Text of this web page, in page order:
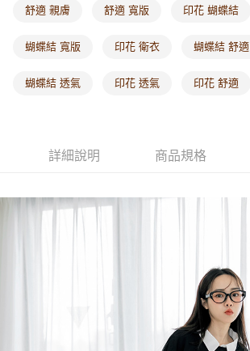
每筆NT$60，滿NT$1,000(含以上)免運費
舒適 親膚 舒適 寬版 印花 蝴蝶結
蝴蝶結 寬版 印花 衛衣 蝴蝶結 舒適
蝴蝶結 透氣 印花 透氣 印花 舒適
詳細說明 商品規格